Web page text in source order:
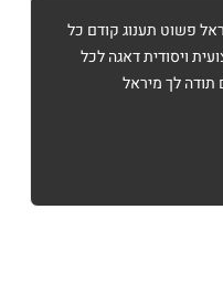
פשוט תענוג קודם כל
ויסודית דאגה לכל
לך מיראל